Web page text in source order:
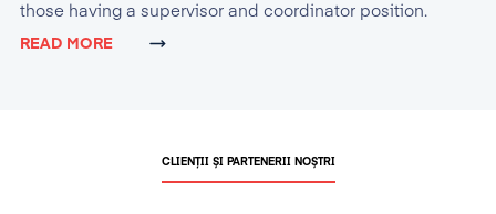
those having a supervisor and coordinator position.
READ MORE
CLIENȚII ȘI PARTENERII NOȘTRI